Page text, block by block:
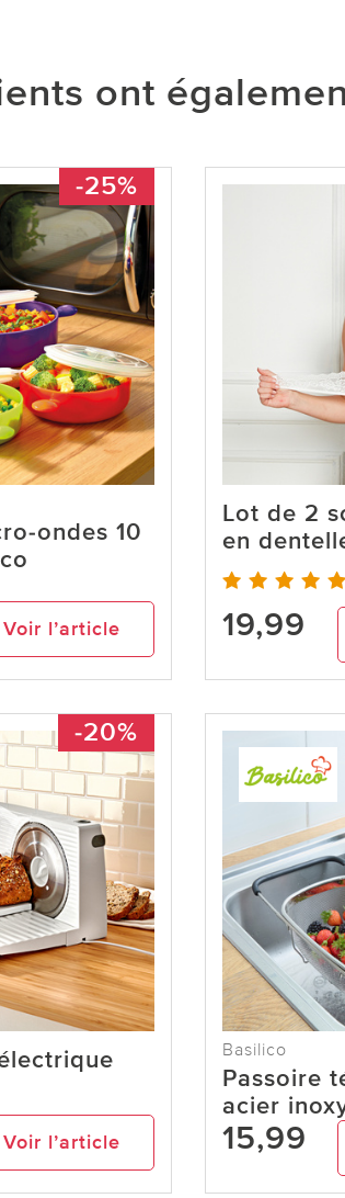
ont
-25%
ondes 10
Voir l’article
Lot de 2
en
19,99
-20%
Voir l’article
Basilico
Passoire
acier
15,99